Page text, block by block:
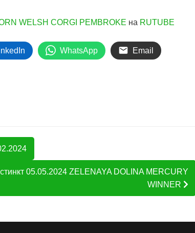
WELSH CORGI PEMBROKE на RUTUBE
WhatsApp Email
05.05.2024 ZELENAYA DOLINA MERCURY
WINNER